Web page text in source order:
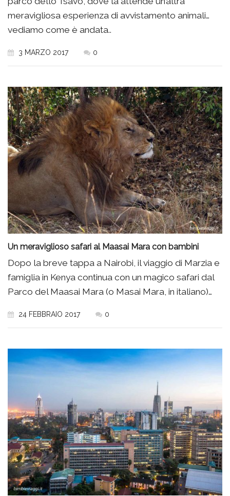
meravigliosa esperienza di avvistamento animali…
vediamo come è andata..
3 MARZO 2017 0
Un meraviglioso safari al Maasai Mara con bambini
Dopo la breve tappa a Nairobi, il viaggio di Marzia e
famiglia in Kenya continua con un magico safari dal
Parco del Maasai Mara (o Masai Mara, in italiano)…
24 FEBBRAIO 2017 0